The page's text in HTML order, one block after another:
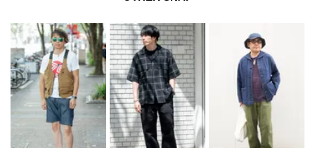
スニーカー ラストリゾートエービー
バッグ コートエシエル
キャップ ニューエラ
アイウェア/腕時計 ガーミン